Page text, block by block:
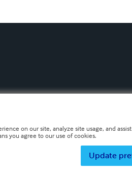
on our site, analyze site usage, and
you agree to our use of cookies.
Update